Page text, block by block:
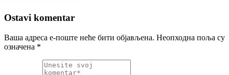
Ostavi komentar
Ваша адреса е-поште неће бити објављена. Неопходна поља су
означена *